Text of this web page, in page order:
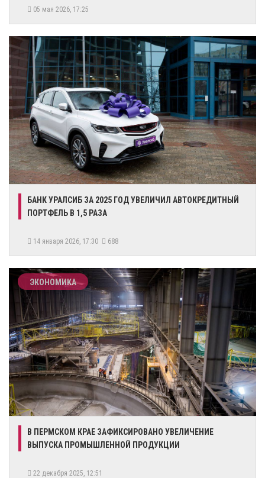
05 мая 2026, 17:25
БАНК УРАЛСИБ ЗА 2025 ГОД УВЕЛИЧИЛ АВТОКРЕДИТНЫЙ
ПОРТФЕЛЬ В 1,5 РАЗА
14 января 2026, 17:30 688
ЭКОНОМИКА
​В ПЕРМСКОМ КРАЕ ЗАФИКСИРОВАНО УВЕЛИЧЕНИЕ
ВЫПУСКА ПРОМЫШЛЕННОЙ ПРОДУКЦИИ
22 декабря 2025, 12:51